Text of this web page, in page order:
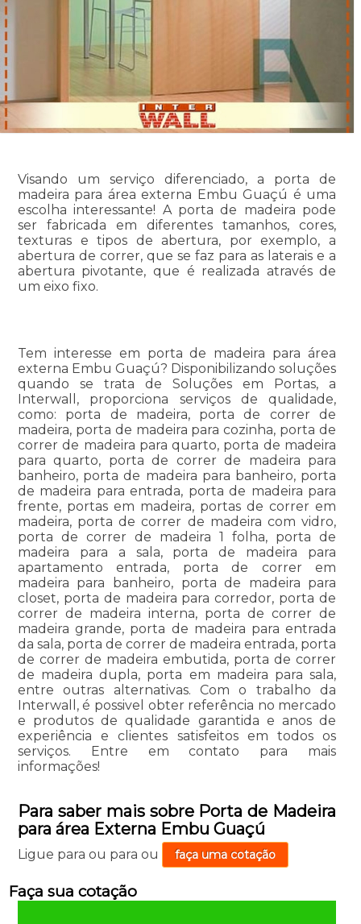
Visando um serviço diferenciado, a porta de
madeira para área externa Embu Guaçú é uma
escolha interessante! A porta de madeira pode
ser fabricada em diferentes tamanhos, cores,
texturas e tipos de abertura, por exemplo, a
abertura de correr, que se faz para as laterais e a
abertura pivotante, que é realizada através de
um eixo fixo.
Tem interesse em porta de madeira para área
externa Embu Guaçú? Disponibilizando soluções
quando se trata de Soluções em Portas, a
Interwall, proporciona serviços de qualidade,
como: porta de madeira, porta de correr de
madeira, porta de madeira para cozinha, porta de
correr de madeira para quarto, porta de madeira
para quarto, porta de correr de madeira para
banheiro, porta de madeira para banheiro, porta
de madeira para entrada, porta de madeira para
frente, portas em madeira, portas de correr em
madeira, porta de correr de madeira com vidro,
porta de correr de madeira 1 folha, porta de
madeira para a sala, porta de madeira para
apartamento entrada, porta de correr em
madeira para banheiro, porta de madeira para
closet, porta de madeira para corredor, porta de
correr de madeira interna, porta de correr de
madeira grande, porta de madeira para entrada
da sala, porta de correr de madeira entrada, porta
de correr de madeira embutida, porta de correr
de madeira dupla, porta em madeira para sala,
entre outras alternativas. Com o trabalho da
Interwall, é possivel obter referência no mercado
e produtos de qualidade garantida e anos de
experiência e clientes satisfeitos em todos os
serviços. Entre em contato para mais
informações!
Para saber mais sobre Porta de Madeira
para área Externa Embu Guaçú
Ligue para ou para ou faça uma cotação
Faça sua cotação